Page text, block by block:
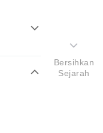
Bersihkan
Sejarah